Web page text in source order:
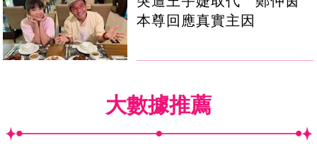
本尊回應真實主因
大數據推薦